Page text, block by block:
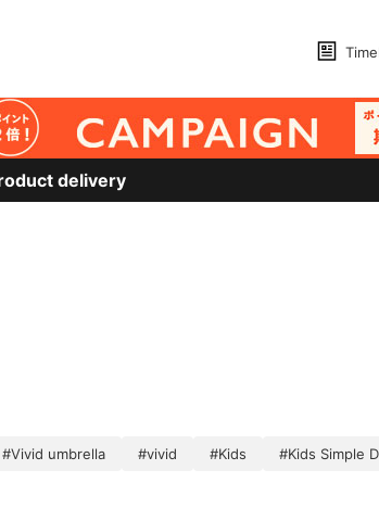
delivery
#Vivid umbrella #vivid #Kids #Kids Simple